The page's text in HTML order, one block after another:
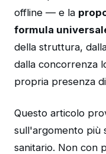
offline — e la
formula
della struttura,
dalla concorrenza
propria presenza
Questo articolo
sull'argomento più
sanitario. Non con